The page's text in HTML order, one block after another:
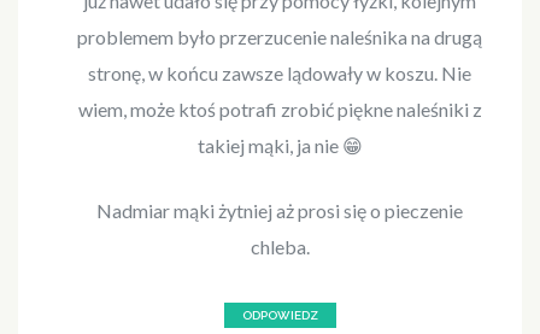
problemem było przerzucenie naleśnika na drugą
stronę, w końcu zawsze lądowały w koszu. Nie
wiem, może ktoś potrafi zrobić piękne naleśniki z
takiej mąki, ja nie 😁
Nadmiar mąki żytniej aż prosi się o pieczenie
chleba.
ODPOWIEDZ